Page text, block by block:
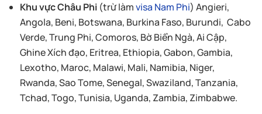
Khu vực Châu Phi (trừ làmvisa Nam Phi) Angieri,
Angola, Beni, Botswana, Burkina Faso, Burundi, Cabo
Verde, Trung Phi, Comoros, Bờ Biển Ngà, Ai Cập,
Ghine Xích đạo, Eritrea, Ethiopia, Gabon, Gambia,
Lexotho, Maroc, Malawi, Mali, Namibia, Niger,
Rwanda, Sao Tome, Senegal, Swaziland, Tanzania,
Tchad, Togo, Tunisia, Uganda, Zambia, Zimbabwe.